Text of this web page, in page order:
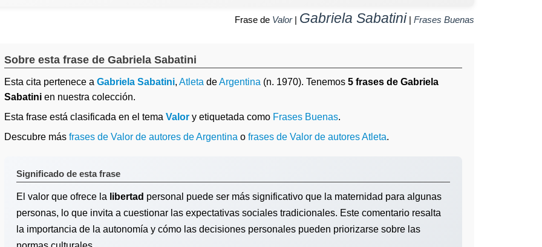
Frase de Valor| Gabriela Sabatini | Frases Buenas
Sobre esta frase de Gabriela Sabatini
Esta cita pertenece a Gabriela Sabatini, Atleta deArgentina (n. 1970). Tenemos 5 frases de Gabriela
Sabatini en nuestra colección.
Esta frase está clasificada en el tema Valor y etiquetada como Frases Buenas.
Descubre más frases de Valor de autores de Argentina o frases de Valor de autores Atleta.
Significado de esta frase
El valor que ofrece la libertad personal puede ser más significativo que la maternidad para algunas
personas, lo que invita a cuestionar las expectativas sociales tradicionales. Este comentario resalta
la importancia de la autonomía y cómo las decisiones personales pueden priorizarse sobre las